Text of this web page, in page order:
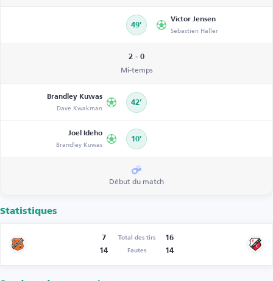
49’
Victor Jensen
Sebastien Haller
2 - 0
Mi-temps
Brandley Kuwas
Dave Kwakman 42’
Joel Ideho
Brandley Kuwas 10’
Début du match
Statistiques
7 Total des tirs
16
14
Fautes 14